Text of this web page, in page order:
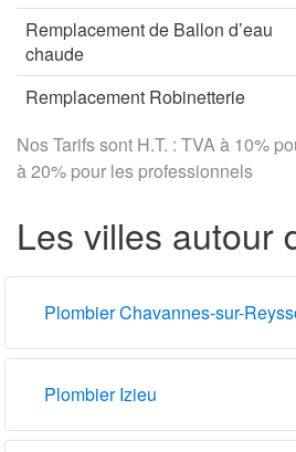
Nos Tarifs sont H.T. : TVA à 10%
à 20% pour les professionnels
Remplacement de Ballon d’eau
chaude
Remplacement Robinetterie
Les villes autour
Plombier Chavannes-sur-
Plombier Izieu